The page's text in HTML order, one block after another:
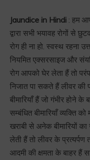
Jaundice in Hindi : हम
द्वारा सभी भयावह रोगों से
रोग ही ना हो. स्वस्थ रहना
नियमित एक्सरसाइज और
रोग आपको घेर लेता हैं तो
निजात पा सकते हैं लीवर की
बीमारियाँ हैं जो गंभीर होने
सम्बंधित बीमारियाँ व्यक्ति
खराबी से अनेक बीमारियों का
लेती हैं तो लीवर के
आदमी की क्षमता के बाहर हैं